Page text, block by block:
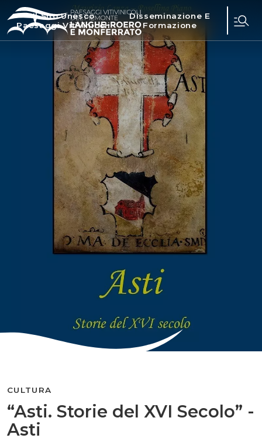
Il Sito Unesco
Paesaggi Vitivinicoli
Disseminazione E
Formazione
“Asti. Storie del XVI Secolo” -
Asti
CULTURA